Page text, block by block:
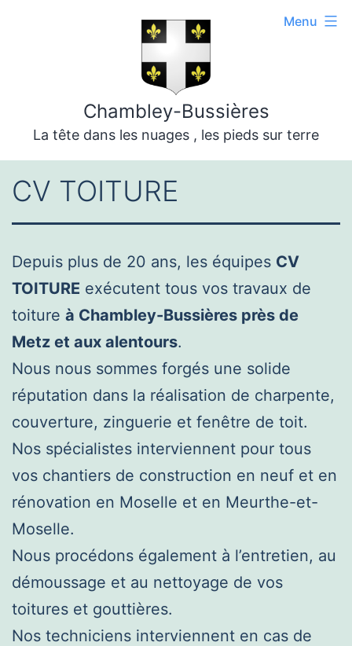
Chambley-Bussières
La tête dans les nuages , les pieds sur terre
Menu
CV TOITURE
Depuis plus de 20 ans, les équipes CV
TOITURE exécutent tous vos travaux de
toiture à Chambley-Bussières près de
Metz et aux alentours.
Nous nous sommes forgés une solide
réputation dans la réalisation de charpente,
couverture, zinguerie et fenêtre de toit.
Nos spécialistes interviennent pour tous
vos chantiers de construction en neuf et en
rénovation en Moselle et en Meurthe-et-
Moselle.
Nous procédons également à l’entretien, au
démoussage et au nettoyage de vos
toitures et gouttières.
Nos techniciens interviennent en cas de